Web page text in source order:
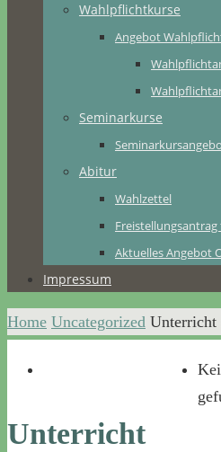
Wahlpflichtkurse
Angebot
Seminarkurse
Abitur
Wahlzettel
Aktuelles Angebot
Impressum
Home Uncategorized Unterricht
Unterricht